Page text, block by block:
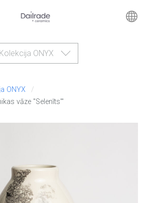
Kolekcija ONYX
ONYX
vāze ''Selenīts'"